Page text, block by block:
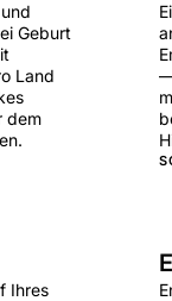
Geburt
Land
dem
Ihres